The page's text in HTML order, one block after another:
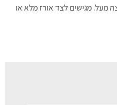
מעל. מגישים לצד אורז מלא או